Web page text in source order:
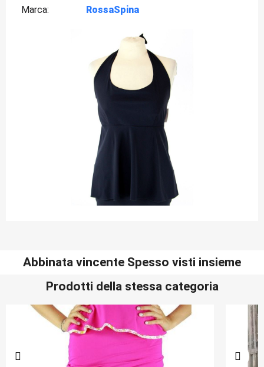
Marca
RossaSpina
Abbinata vincente Spesso visti insieme
Prodotti della stessa categoria